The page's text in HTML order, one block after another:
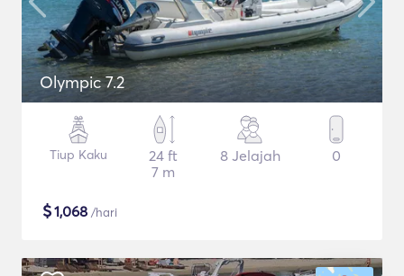
Olympic 7.2
Tiup Kaku
24 ft
7 m
8 Jelajah 0
$1,068 /hari